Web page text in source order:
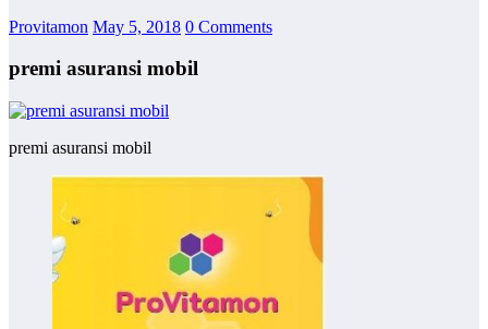
Provitamon May 5, 2018 0 Comments
premi asuransi mobil
premi asuransi mobil